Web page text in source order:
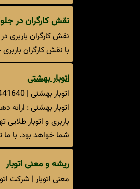
نقش کارگران در
نقش کارگران باربری
با نقش کارگران
اتوبار بهشتی
اتوبار بهشتی | 88441640 | باربری و اتوبار بهشتی
اتوبار بهشتی :
باربری و اتوبار
شما خواهد بود. با ما
ریشه و معنی اتوبار
معنی اتوبار | شرکت